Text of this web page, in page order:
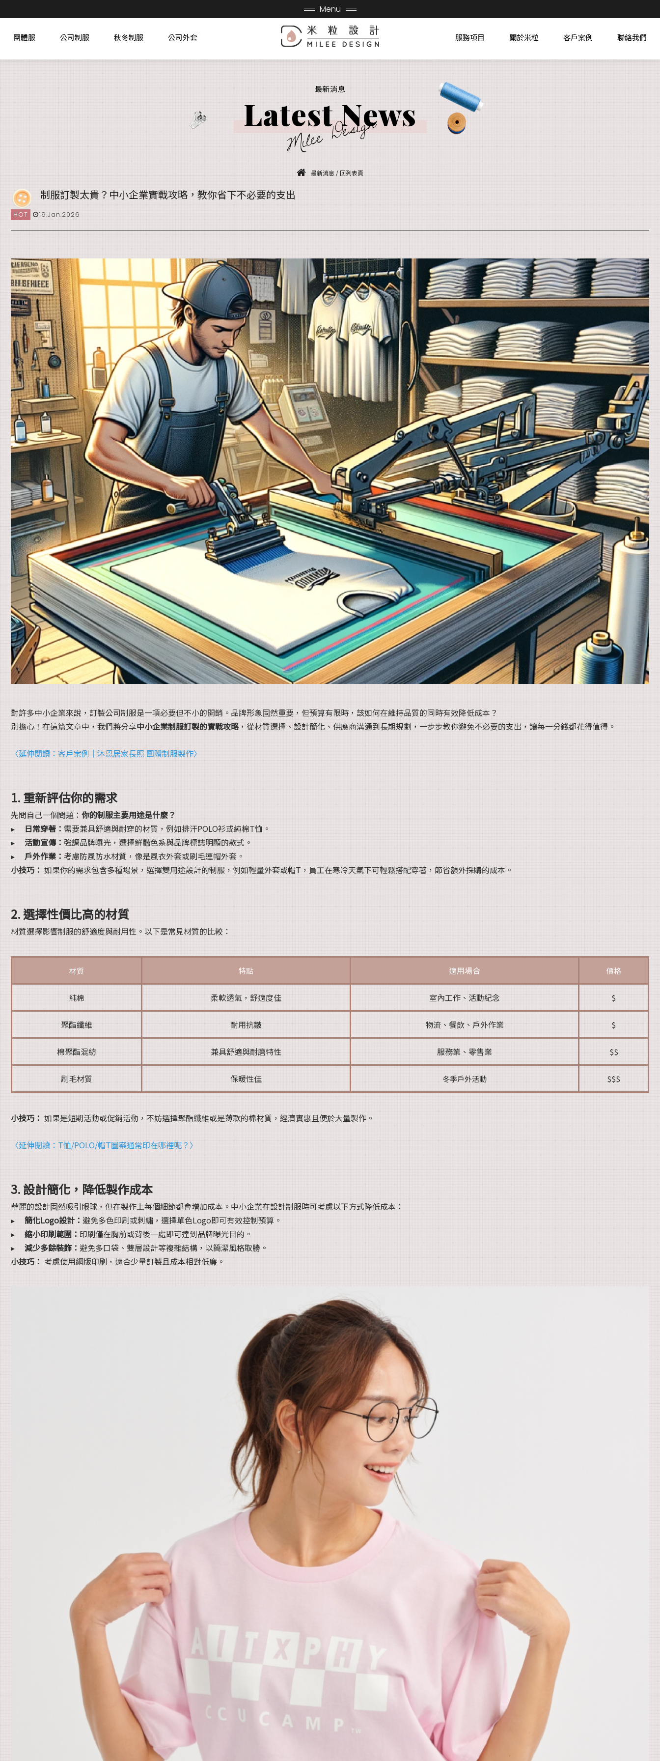
Menu
團體服 公司制服 秋冬制服 公司外套 聯絡我們
客戶案例
關於米粒
服務項目
最新消息
Latest News
Milee Design
最新消息 /回列表頁
制服訂製太貴？中小企業實戰攻略，教你省下不必要的支出
HOT 19.Jan.2026
對許多中小企業來說，訂製公司制服是一項必要但不小的開銷。品牌形象固然重要，但預算有限時，該如何在維持品質的同時有效降低成本？
別擔心！在這篇文章中，我們將分享中小企業制服訂製的實戰攻略，從材質選擇、設計簡化、供應商溝通到長期規劃，一步步教你避免不必要的支出，讓每一分錢都花得值得。
〈延伸閱讀：客戶案例｜沐恩居家長照 團體制服製作〉
1. 重新評估你的需求
先問自己一個問題： 你的制服主要用途是什麼？
▸ 日常穿著： 需要兼具舒適與耐穿的材質，例如排汗POLO衫或純棉T恤。
▸ 活動宣傳： 強調品牌曝光，選擇鮮豔色系與品牌標誌明顯的款式。
▸ 戶外作業： 考慮防風防水材質，像是風衣外套或刷毛連帽外套。
小技巧： 如果你的需求包含多種場景，選擇雙用途設計的制服，例如輕量外套或帽T，員工在寒冷天氣下可輕鬆搭配穿著，節省額外採購的成本。
2. 選擇性價比高的材質
材質選擇影響制服的舒適度與耐用性。以下是常見材質的比較：
材質 特點 適用場合 價格
純棉 柔軟透氣，舒適度佳 室內工作、活動紀念 $
聚酯纖維 耐用抗皺 物流、餐飲、戶外作業 $
棉聚酯混紡 兼具舒適與耐磨特性 服務業、零售業 $$
刷毛材質 保暖性佳 冬季戶外活動 $$$
小技巧： 如果是短期活動或促銷活動，不妨選擇聚酯纖維或是薄款的棉材質，經濟實惠且便於大量製作。
〈延伸閱讀：T恤/POLO/帽T圖案通常印在哪裡呢？〉
3. 設計簡化，降低製作成本
華麗的設計固然吸引眼球，但在製作上每個細節都會增加成本。中小企業在設計制服時可考慮以下方式降低成本：
▸ 簡化Logo設計： 避免多色印刷或刺繡，選擇單色Logo即可有效控制預算。
▸ 縮小印刷範圍： 印刷僅在胸前或背後一處即可達到品牌曝光目的。
▸ 減少多餘裝飾： 避免多口袋、雙層設計等複雜結構，以簡潔風格取勝。
小技巧： 考慮使用網版印刷，適合少量訂製且成本相對低廉。